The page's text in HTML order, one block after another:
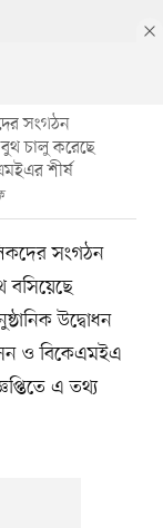
সংগঠন
বুথ চালু করেছে
শীর্ষ
সংগঠন
বসিয়েছে
উদ্বোধন
ও বিকেএমইএ
এ তথ্য